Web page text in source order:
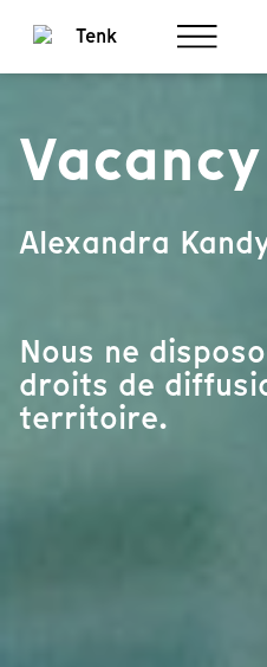
Vacancy
Alexandra
Nous ne
droits de
territoire.